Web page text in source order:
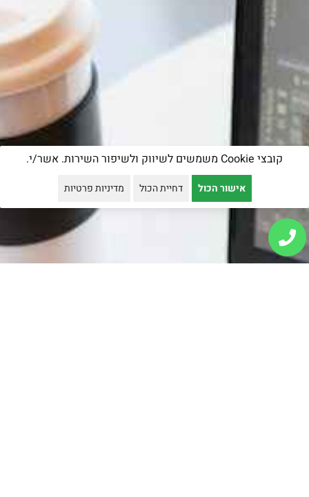
קובצי Cookie משמשים לשיווק ולשיפור השירות. אשר/י.
אישור הכול דחיית הכול מדיניות פרטיות